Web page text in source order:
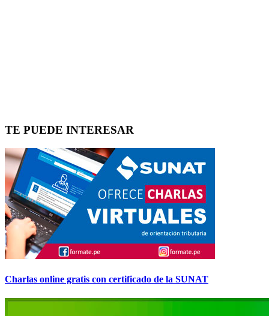
TE PUEDE INTERESAR
Charlas online gratis con certificado de la SUNAT